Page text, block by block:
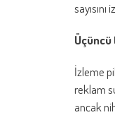
sayısını
İzleme
reklam
ancak